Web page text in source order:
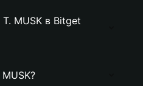
MUSK в Bitget